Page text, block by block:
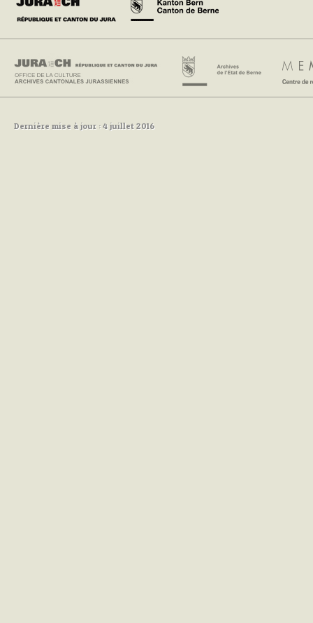
Dernière mise à jour : 4 juillet 2016